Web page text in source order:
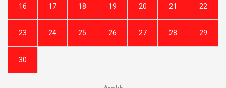
16 17 18 19 20 21 22
23 24 25 26 27 28 29
30